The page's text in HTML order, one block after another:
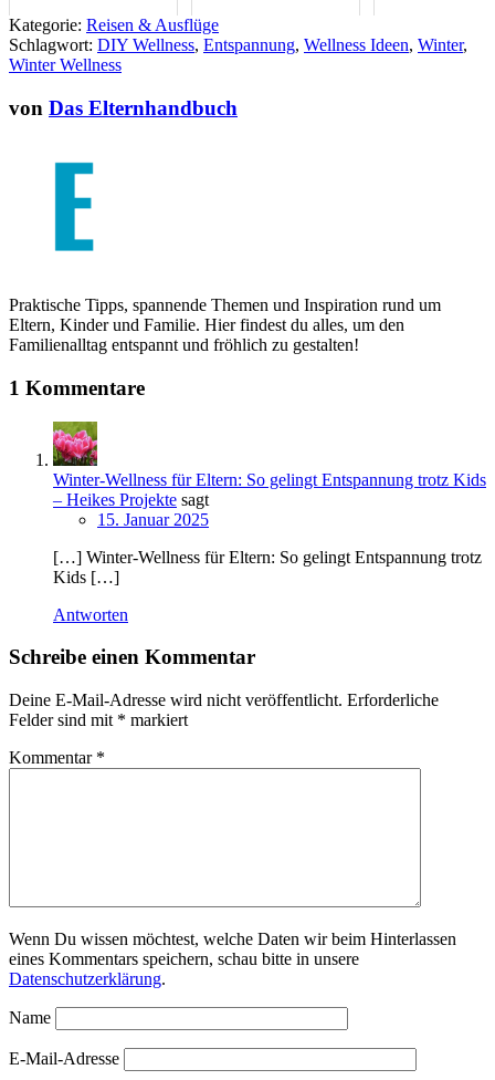
Kategorie: Reisen & Ausflüge
Schlagwort: DIY Wellness, Entspannung, Wellness Ideen, Winter,
Winter Wellness
von Das Elternhandbuch
Praktische Tipps, spannende Themen und Inspiration rund um
Eltern, Kinder und Familie. Hier findest du alles, um den
Familienalltag entspannt und fröhlich zu gestalten!
1 Kommentare
Winter-Wellness für Eltern: So gelingt Entspannung trotz Kids
– Heikes Projekte sagt
15. Januar 2025
[…] Winter-Wellness für Eltern: So gelingt Entspannung trotz
Kids […]
Antworten
Schreibe einen Kommentar
Deine E-Mail-Adresse wird nicht veröffentlicht. Erforderliche
Felder sind mit * markiert
Kommentar *
Wenn Du wissen möchtest, welche Daten wir beim Hinterlassen
eines Kommentars speichern, schau bitte in unsere
Datenschutzerklärung.
Name
E-Mail-Adresse